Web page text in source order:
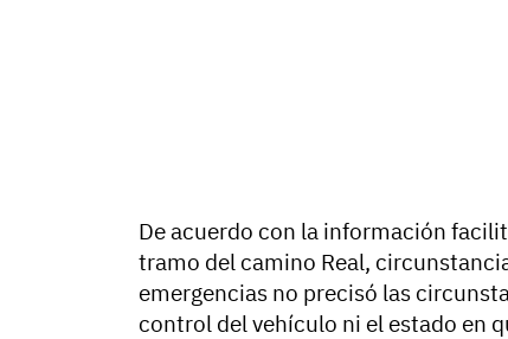
De acuerdo con la información
tramo del camino Real,
emergencias no precisó las
control del vehículo ni el estado en